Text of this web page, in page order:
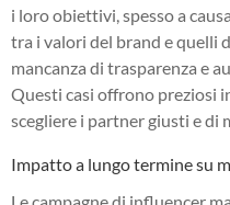
i loro obiettivi, spesso a
tra i valori del brand e quelli
mancanza di trasparenza e
Questi casi offrono preziosi
scegliere i partner giusti e di
Impatto a lungo termine su
Le campagne di influencer